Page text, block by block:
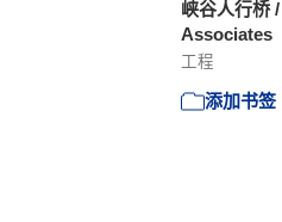
峡谷人行桥
Associates
工程
添加书签